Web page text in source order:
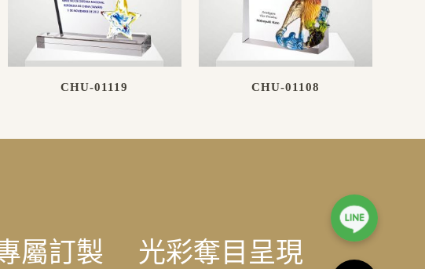
CHU-01119 CHU-01108
屬訂製 光彩奪目呈現